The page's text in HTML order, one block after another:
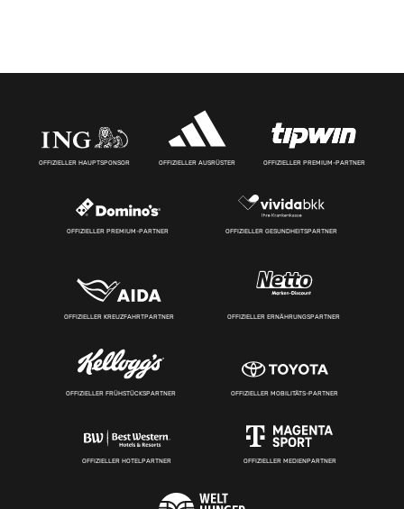
OFFIZIELLER HAUPTSPONSOR OFFIZIELLER AUSRÜSTER OFFIZIELLER PREMIUM-PARTNER
OFFIZIELLER PREMIUM-PARTNER OFFIZIELLER GESUNDHEITSPARTNER
OFFIZIELLER KREUZFAHRTPARTNER OFFIZIELLER ERNÄHRUNGSPARTNER
OFFIZIELLER FRÜHSTÜCKSPARTNER OFFIZIELLER MOBILITÄTS-PARTNER
OFFIZIELLER HOTELPARTNER OFFIZIELLER MEDIENPARTNER